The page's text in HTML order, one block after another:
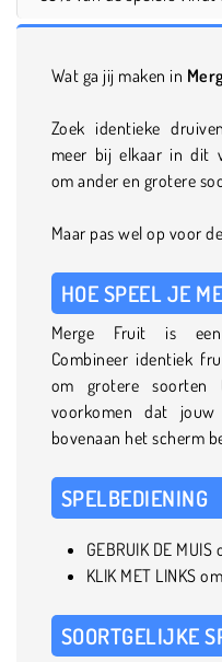
Wat ga jij maken in
Zoek identieke
meer bij elkaar in dit
om ander en grotere
Maar pas wel op voor
HOE SPEEL JE
Merge Fruit is een
Combineer identiek
om grotere
voorkomen dat
bovenaan het scherm
SPELBEDIENING
GEBRUIK DE
KLIK MET LINKS
SOORTGELIJKE